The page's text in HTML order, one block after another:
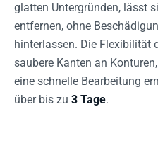
glatten Untergründen, lässt
entfernen, ohne
hinterlassen. Die Flexibilität
saubere Kanten an
eine schnelle Bearbeitung
über bis zu 3 Tage.